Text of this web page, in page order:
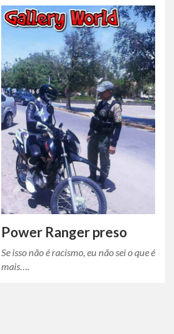
Power Ranger preso
Se isso não é racismo, eu não sei o que é
mais….